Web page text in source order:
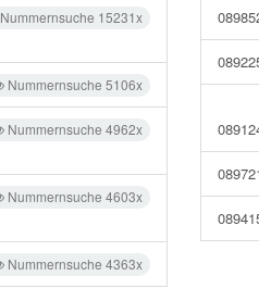
Nummernsuche 15231x
Nummernsuche 5106x
Nummernsuche 4962x
Nummernsuche 4603x
Nummernsuche 4363x